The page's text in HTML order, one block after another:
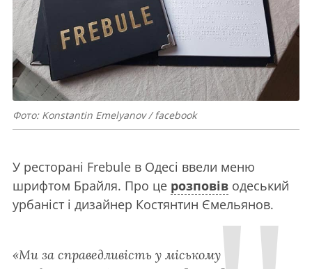
Фото: Konstantin Emelyanov / facebook
У ресторані Frebule в Одесі ввели меню
шрифтом Брайля. Про це розповів одеський
урбаніст і дизайнер Костянтин Ємельянов.
«Ми за справедливість у міському